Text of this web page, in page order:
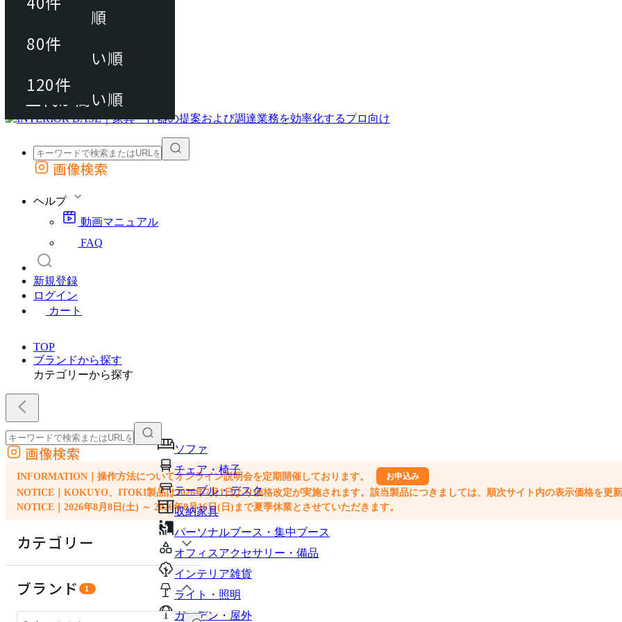
動画マニュアル
FAQ
カート
外部サイトの商品をカートに追加
画像検索
ヘルプ
動画マニュアル
FAQ
新規登録
ログイン
カート
TOP
ブランドから探す
カテゴリーから探す
ソファ
チェア・椅子
テーブル・デスク
収納家具
パーソナルブース・集中ブース
オフィスアクセサリー・備品
インテリア雑貨
ライト・照明
ガーデン・屋外
外部サイトの商品をカートに追加
他のサイトで見つけた商品ページのURLを貼り付けて、カートに追加できます
画像検索
INFORMATION｜操作方法についてオンライン説明会を定期開催しております。 お申込み
NOTICE｜KOKUYO、ITOKI製品は2026年7月1日より価格改定が実施されます。該当製品につきましては、順次サイト内の表示価格を更新
NOTICE｜2026年8月8日(土) ～ 2026年8月16日(日)まで夏季休業とさせていただきます。
カテゴリー
ブランド 1
80件
120件
おすすめ順
上代が安い順
上代が高い順
80件
120件